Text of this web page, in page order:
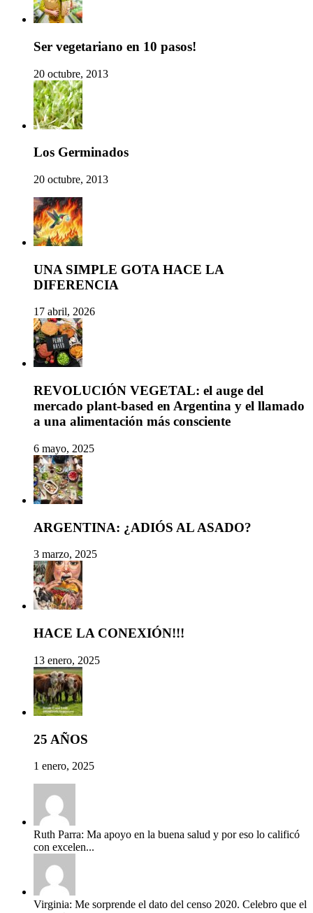
Ser vegetariano en 10 pasos!
20 octubre, 2013
Los Germinados
20 octubre, 2013
UNA SIMPLE GOTA HACE LA
DIFERENCIA
17 abril, 2026
REVOLUCIÓN VEGETAL: el auge del
mercado plant-based en Argentina y el llamado
a una alimentación más consciente
6 mayo, 2025
ARGENTINA: ¿ADIÓS AL ASADO?
3 marzo, 2025
HACE LA CONEXIÓN!!!
13 enero, 2025
25 AÑOS
1 enero, 2025
Ruth Parra: Ma apoyo en la buena salud y por eso lo calificó
con excelen...
Virginia: Me sorprende el dato del censo 2020. Celebro que el